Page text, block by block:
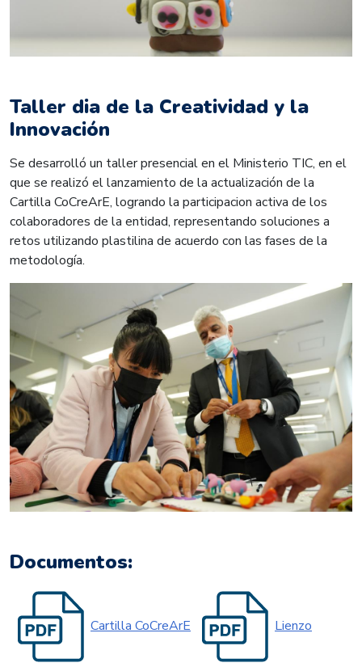
Taller dia de la Creatividad y la
Innovación
Se desarrolló un taller presencial en el Ministerio TIC, en el
que se realizó el lanzamiento de la actualización de la
Cartilla CoCreArE, logrando la participacion activa de los
colaboradores de la entidad, representando soluciones a
retos utilizando plastilina de acuerdo con las fases de la
metodología.
Documentos:
Cartilla CoCreArE Lienzo